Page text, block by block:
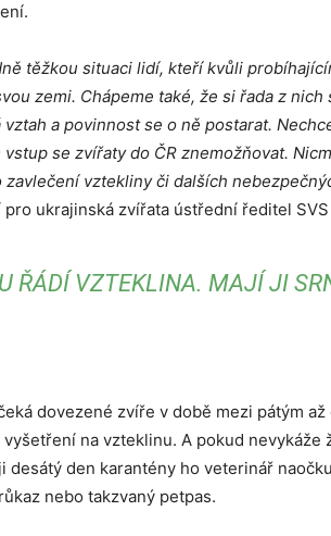
těžkou situaci lidí, kteří kvůli
zemi. Chápeme také, že si řada z
vztah a povinnost se o ně postarat.
se zvířaty do ČR znemožňovat.
vztekliny či dalších
ukrajinská zvířata ústřední ředitel
ŘÁDÍ VZTEKLINA. MAJÍ JI
dovezené zvíře v době mezi pátým
na vzteklinu. A pokud nevykáže
desátý den karantény ho veterinář
nebo takzvaný petpas.